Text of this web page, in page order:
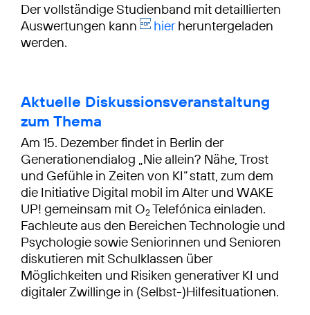
Der vollständige Studienband mit detaillierten
Auswertungen kann
hierheruntergeladen
werden.
Aktuelle Diskussionsveranstaltung
zum Thema
Am 15. Dezember findet in Berlin der
Generationendialog „Nie allein? Nähe, Trost
und Gefühle in Zeiten von KI“ statt, zum dem
die Initiative Digital mobil im Alter und WAKE
UP! gemeinsam mit O2Telefónica einladen.
Fachleute aus den Bereichen Technologie und
Psychologie sowie Seniorinnen und Senioren
diskutieren mit Schulklassen über
Möglichkeiten und Risiken generativer KI und
digitaler Zwillinge in (Selbst-)Hilfesituationen.